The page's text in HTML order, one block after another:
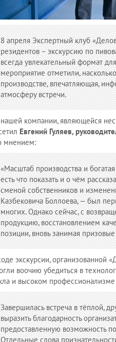
8 апреля Экспертный клуб
резидентов – экскурсию по
всегда увлекательный формат
мероприятие отметили,
производстве, впечатляющая,
атмосферу встречи.
компании, являющейся
Евгений Гуляев,
мнением:
«Масштаб производства и
есть что показать и о чём
сменой собственников и
Казбековича Боллоева, — был
многих. Однако сейчас, с
продукцию, восстановлением
позиции, вновь занимая
экскурсии, организованной
воочию убедиться в
и высоком
Завершилась встреча в тёплой,
выразить благодарность
предоставленную возможность
Отдельные слова